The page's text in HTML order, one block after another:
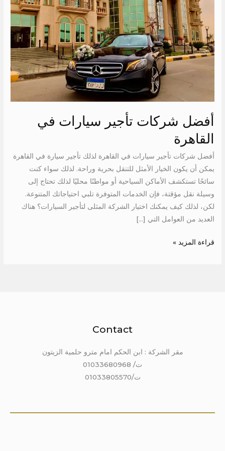
أفضل شركات تأجير سيارات في
القاهرة
أفضل شركات تأجير سيارات في القاهرة لذلك تأجير سيارة في القاهرة
يمكن أن يكون الخيار الأمثل للتنقل بحرية وراحة. لذلك سواء كنت
سائحًا تستكشف الأماكن السياحية أو مواطنًا محليًا لذلك تحتاج إلى
وسيلة نقل مؤقتة، فإن الخدمات المتوفرة تلبي احتياجاتك المتنوعة.
لكن، لذلك كيف يمكنك اختيار الشركة المثلى لتأجير السيارات؟ هناك
العديد من العوامل التي […]
القاهرة
قراءة المزيد »
Contact
مقر الشركة : ابن الحكم امام مترو حلمية الزيتون
ت/ 01033680968
ت/01033805570